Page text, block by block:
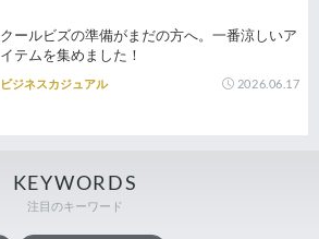
クールビズの準備がまだの方へ。一番涼しいア
イテムを集めました！
ビジネスカジュアル 2026.06.17
KEYWORDS
注目のキーワード